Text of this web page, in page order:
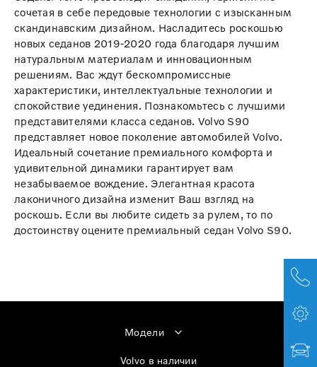
сочетая в себе передовые технологии с изысканным
скандинавским дизайном. Насладитесь роскошью
новых седанов 2019-2020 года благодаря лучшим
натуральным материалам и инновационным
решениям. Вас ждут бескомпромиссные
характеристики, интеллектуальные технологии и
спокойствие уединения. Познакомьтесь с лучшими
представителями класса седанов. Volvo S90
представляет новое поколение автомобилей Volvo.
Идеальный сочетание премиального комфорта и
удивительной динамики гарантирует вам
незабываемое вождение. Элегантная красота
лаконичного дизайна изменит Ваш взгляд на
роскошь. Если вы любите сидеть за рулем, то по
достоинству оцените премиальный седан Volvo S90.
Модели
Volvo в наличии